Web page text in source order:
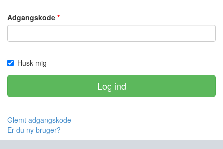
Adgangskode
Husk mig
Log ind
Glemt adgangskode
Er du ny bruger?